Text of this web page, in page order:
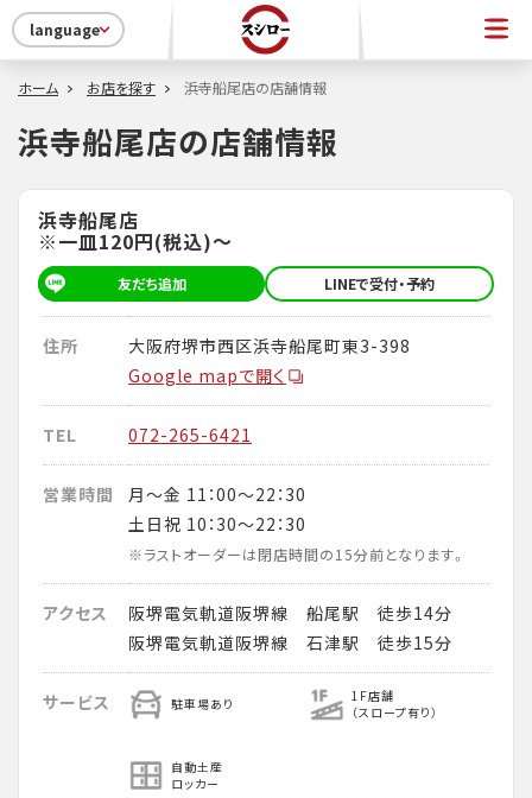
language
ホーム お店を探す 浜寺船尾店の店舗情報
浜寺船尾店の店舗情報
浜寺船尾店
※一皿120円(税込)～
友だち追加 LINEで受付・予約
住所
大阪府堺市西区浜寺船尾町東3-398
Google mapで開く
TEL 072-265-6421
営業時間
月～金 11：00～22：30
土日祝 10：30～22：30
※ラストオーダーは閉店時間の15分前となります。
アクセス
阪堺電気軌道阪堺線 船尾駅 徒歩14分
阪堺電気軌道阪堺線 石津駅 徒歩15分
サービス 駐車場あり
1F店舗
（スロープ有り）
自動土産
ロッカー